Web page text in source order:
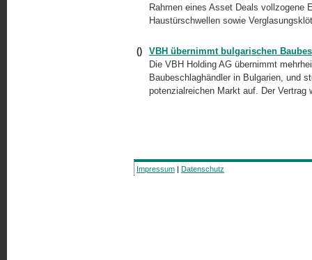
Rahmen eines Asset Deals vollzogene
Haustürschwellen sowie
()
VBH übernimmt bulgarischen
Die VBH Holding AG übernimmt
Baubeschlaghändler in Bulgarien, und
potenzialreichen Markt auf. Der
Impressum | Datenschutz